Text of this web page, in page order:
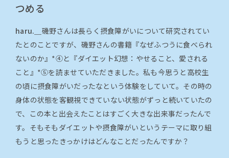
つめる
haru.＿ 磯野さんは長らく摂食障がいについて研究されてい
たとのことですが、磯野さんの書籍『なぜふつうに食べられ
ないのか』*④と『ダイエット幻想：やせること、愛される
こと』*⑤を読ませていただきました。私も今思うと高校生
の頃に摂食障がいだったなという体験をしていて。その時の
身体の状態を客観視できていない状態がずっと続いていたの
で、この本と出会えたことはすごく大きな出来事だったんで
す。そもそもダイエットや摂食障がいというテーマに取り組
もうと思ったきっかけはどんなことだったんですか？